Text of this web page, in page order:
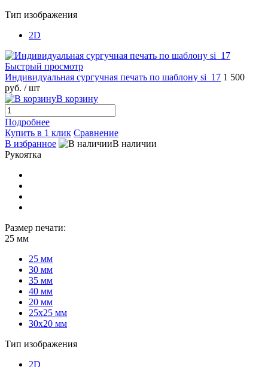
Тип изображения
2D
Быстрый просмотр
Индивидуальная сургучная печать по шаблону si_17 1 500
руб. / шт
В корзину
Подробнее
Купить в 1 клик Сравнение
В избранное
В наличии
Рукоятка
Размер печати:
25 мм
25 мм
30 мм
35 мм
40 мм
20 мм
25х25 мм
30х20 мм
Тип изображения
2D